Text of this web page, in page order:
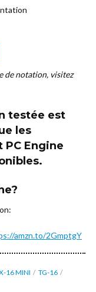
de notation, visitez
testée est
les
PC Engine
amzn.to/2GmptgY
16 MINI
TG-16